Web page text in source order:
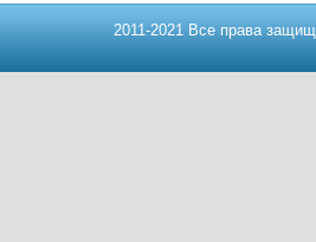
2011-2021 Все права